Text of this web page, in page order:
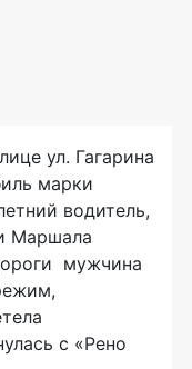
ул. Гагарина
марки
водитель,
Маршала
мужчина
с «Рено